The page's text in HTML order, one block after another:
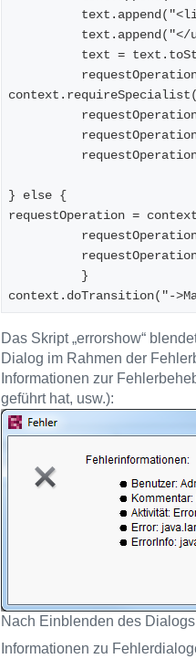
text.append("</
text =
requestOperation
} else {
requestOperation =
}
context.doTransition("-
Das Skript „errorshow“
Dialog im Rahmen der
Informationen zur
geführt hat, usw.):
Nach Einblenden des
Informationen zu